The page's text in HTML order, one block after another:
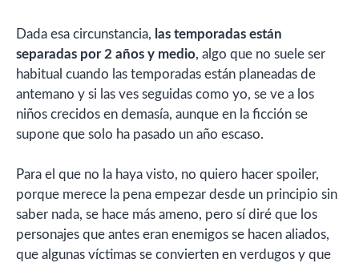
Dada esa circunstancia, las temporadas están
separadas por 2 años y medio, algo que no suele ser
habitual cuando las temporadas están planeadas de
antemano y si las ves seguidas como yo, se ve a los
niños crecidos en demasía, aunque en la ficción se
supone que solo ha pasado un año escaso.
Para el que no la haya visto, no quiero hacer spoiler,
porque merece la pena empezar desde un principio sin
saber nada, se hace más ameno, pero sí diré que los
personajes que antes eran enemigos se hacen aliados,
que algunas víctimas se convierten en verdugos y que